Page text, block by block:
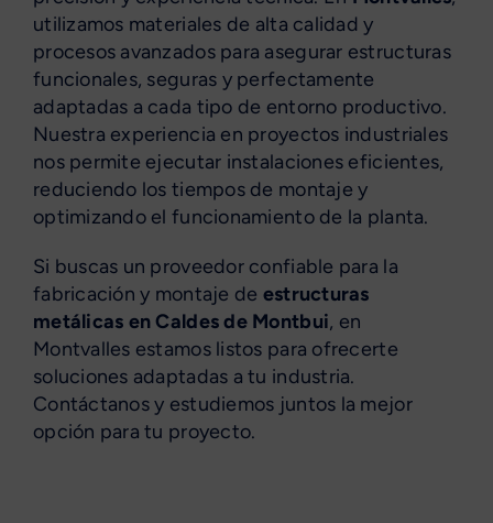
utilizamos materiales de alta calidad y
procesos avanzados para asegurar estructuras
funcionales, seguras y perfectamente
adaptadas a cada tipo de entorno productivo.
Nuestra experiencia en proyectos industriales
nos permite ejecutar instalaciones eficientes,
reduciendo los tiempos de montaje y
optimizando el funcionamiento de la planta.
Si buscas un proveedor confiable para la
fabricación y montaje de estructuras
metálicas en Caldes de Montbui, en
Montvalles estamos listos para ofrecerte
soluciones adaptadas a tu industria.
Contáctanos y estudiemos juntos la mejor
opción para tu proyecto.